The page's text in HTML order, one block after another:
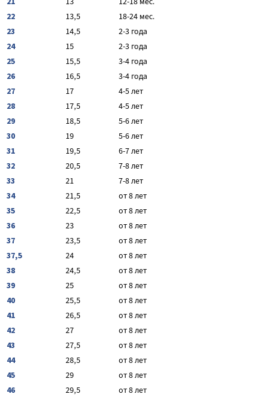
22
13,5
18-24 мес.
23
14,5
2-3 года
24
15
2-3 года
25
15,5
3-4 года
26
16,5
3-4 года
27
17
4-5 лет
28
17,5
4-5 лет
29
18,5
5-6 лет
30
19
5-6 лет
31
19,5
6-7 лет
32
20,5
7-8 лет
33
21
7-8 лет
34
21,5
от 8 лет
35
22,5
от 8 лет
36
23
от 8 лет
37
23,5
от 8 лет
37,5
24
от 8 лет
38
24,5
от 8 лет
39
25
от 8 лет
40
25,5
от 8 лет
41
26,5
от 8 лет
42
27
от 8 лет
43
27,5
от 8 лет
44
28,5
от 8 лет
45
29
от 8 лет
46
29,5 от 8 лет